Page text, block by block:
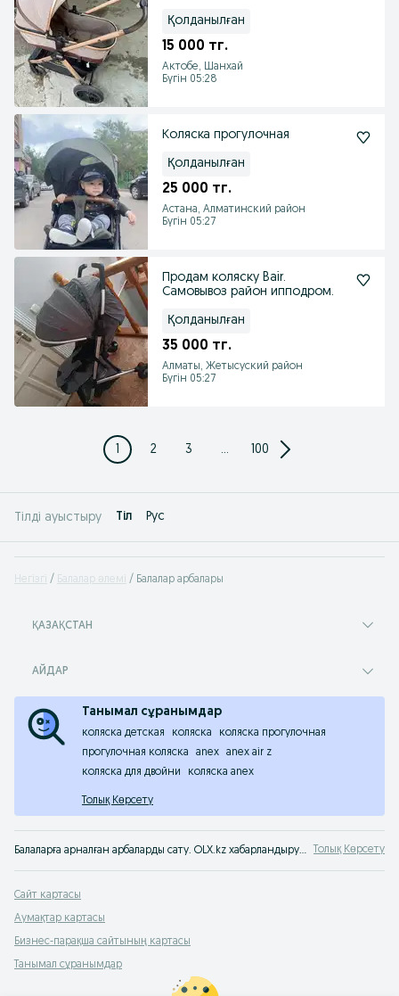
Қолданылған
15 000 тг.
Актобе, Шанхай
Бүгін 05:28
Коляска прогулочная
Қолданылған
25 000 тг.
Астана, Алматинский район
Бүгін 05:27
Продам коляску Bair.
Самовывоз район ипподром.
Қолданылған
35 000 тг.
Алматы, Жетысуский район
Бүгін 05:27
1 2 3 ... 100
Тілді ауыстыру Tіл Рус
Негізгі Балалар әлемі Балалар арбалары
ҚАЗАҚСТАН
АЙДАР
Танымал сұранымдар
коляска детская коляска
коляска прогулочная
прогулочная коляска
anex
anex air z
коляска для двойни
коляска anex
Толық Көрсету
Балаларға арналған арбаларды сату. OLX.kz хабарландырулар тақтасынан нәрестелерге арналған б/қ арбаларды оңай әрі тез сатып алуға болады. Балаңызға арналған ең жақсыларын сатып алыңыздар! Толық Көрсету
Сайт картасы
Аумақтар картасы
Бизнес-парақша сайтының картасы
Танымал сұранымдар